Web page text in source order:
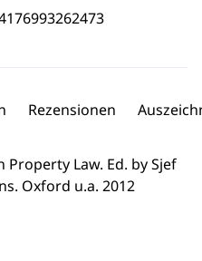
Rezensionen
Property Law. Ed. by Sjef
Oxford u.a. 2012